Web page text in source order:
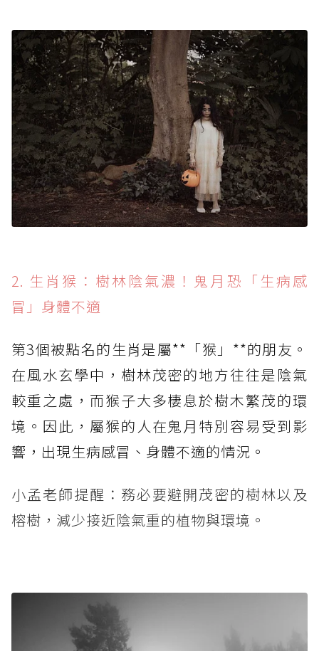
2. 生肖猴：樹林陰氣濃！鬼月恐「生病感
冒」身體不適
第3個被點名的生肖是屬**「猴」**的朋友。
在風水玄學中，樹林茂密的地方往往是陰氣
較重之處，而猴子大多棲息於樹木繁茂的環
境。因此，屬猴的人在鬼月特別容易受到影
響，出現生病感冒、身體不適的情況。
小孟老師提醒：務必要避開茂密的樹林以及
榕樹，減少接近陰氣重的植物與環境。